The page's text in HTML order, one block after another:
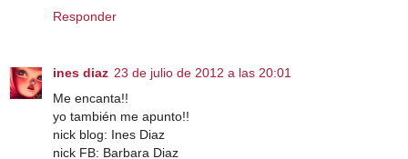
Responder
ines diaz 23 de julio de 2012 a las 20:01
Me encanta!!
yo también me apunto!!
nick blog: Ines Diaz
nick FB: Barbara Diaz